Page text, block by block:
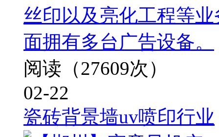
丝印以及亮化工程等
面拥有多台广告设备。
阅读（27609次）
02-22
瓷砖背景墙uv喷印行业